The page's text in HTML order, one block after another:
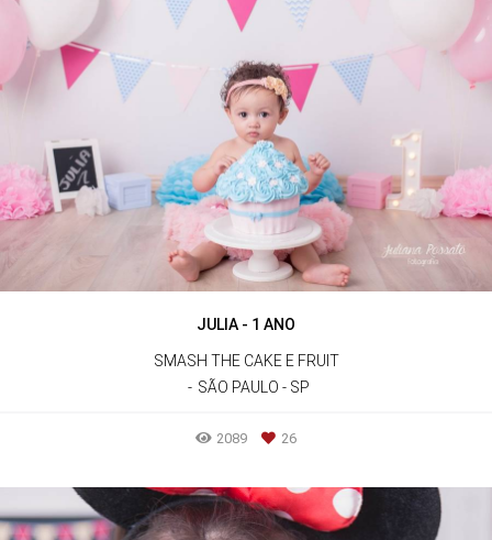
JULIA - 1 ANO
SMASH THE CAKE E FRUIT
SÃO PAULO - SP
2089 26